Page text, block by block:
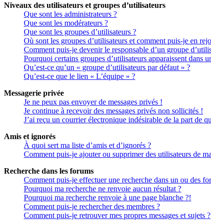
Niveaux des utilisateurs et groupes d’utilisateurs
Que sont les administrateurs ?
Que sont les modérateurs ?
Que sont les groupes d’utilisateurs ?
Où sont les groupes d’utilisateurs et comment puis-je en
Comment puis-je devenir le responsable d’un groupe
Pourquoi certains groupes d’utilisateurs apparaissent dans
Qu’est-ce qu’un « groupe d’utilisateurs par défaut » ?
Qu’est-ce que le lien « L’équipe » ?
Messagerie privée
Je ne peux pas envoyer de messages privés !
Je continue à recevoir des messages privés non sollicités !
J’ai reçu un courrier électronique indésirable de la part de
Amis et ignorés
À quoi sert ma liste d’amis et d’ignorés ?
Comment puis-je ajouter ou supprimer des utilisateurs de
Recherche dans les forums
Comment puis-je effectuer une recherche dans un ou des
Pourquoi ma recherche ne renvoie aucun résultat ?
Pourquoi ma recherche renvoie à une page blanche ?!
Comment puis-je rechercher des membres ?
Comment puis-je retrouver mes propres messages et sujets ?